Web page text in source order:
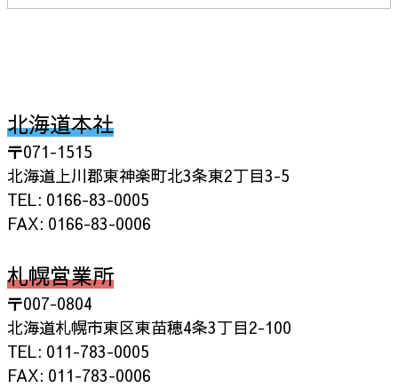
北海道本社
〒071-1515
北海道上川郡東神楽町北3条東2丁目3-5
TEL: 0166-83-0005
FAX: 0166-83-0006
札幌営業所
〒007-0804
北海道札幌市東区東苗穂4条3丁目2-100
TEL: 011-783-0005
FAX: 011-783-0006